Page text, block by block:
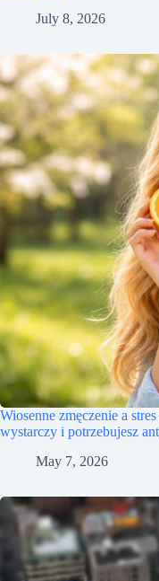
July 8, 2026
Wiosenne zmęczenie a
wystarczy i potrzebujesz
May 7, 2026